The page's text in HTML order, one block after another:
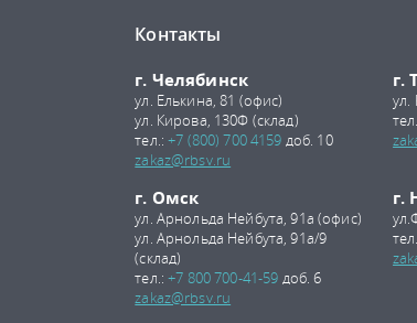
Контакты
г. Челябинск
ул. Елькина, 81 (офис)
ул. Кирова, 130Ф (склад)
тел.:+7 (800) 700 4159 доб. 10
zakaz@rbsv.ru
г.
ул.
г. Омск
ул. Арнольда Нейбута, 91а (офис)
ул. Арнольда Нейбута, 91а/9
(склад)
тел.:+7 800 700-41-59 доб. 6
zakaz@rbsv.ru
г.